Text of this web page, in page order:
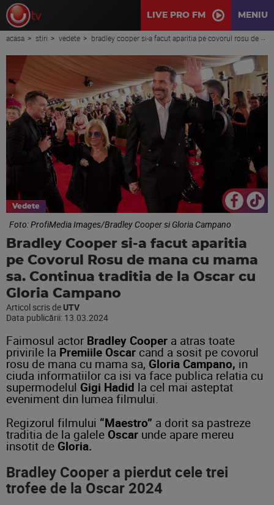
LIVE PRO FM MENIU
acasa stiri vedete bradley cooper si-a facut aparitia pe covorul rosu de mana cu mama sa. continua traditia de la oscar cu gloria campano
Vedete
Foto: ProfiMedia Images/Bradley Cooper si Gloria Campano
Bradley Cooper si-a facut aparitia
pe Covorul Rosu de mana cu mama
sa. Continua traditia de la Oscar cu
Gloria Campano
Articol scris de UTV
Data publicării: 13.03.2024
Faimosul actor Bradley Cooper a atras toate
privirile la Premiile Oscar cand a sosit pe covorul
rosu de mana cu mama sa, Gloria Campano, in
ciuda informatiilor ca isi va face publica relatia cu
supermodelul Gigi Hadid la cel mai asteptat
eveniment din lumea filmului.
Regizorul filmului “Maestro” a dorit sa pastreze
traditia de la galele Oscar unde apare mereu
insotit de Gloria.
Bradley Cooper a pierdut cele trei
trofee de la Oscar 2024